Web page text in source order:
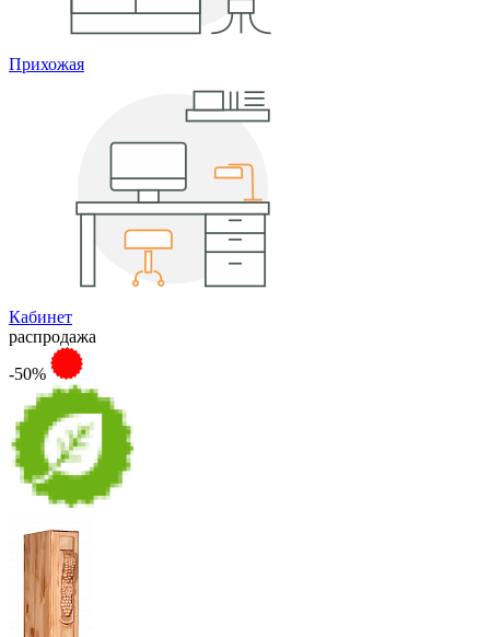
Прихожая
Кабинет
распродажа
-50%